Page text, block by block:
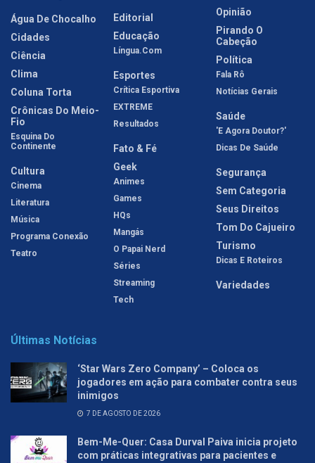
Água De Chocalho
Cidades
Ciência
Clima
Coluna Torta
Crônicas Do Meio-
Fio
Esquina Do
Continente
Cultura
Cinema
Literatura
Música
Programa Conexão
Teatro
Editorial
Educação
Língua.com
Esportes
Crítica Esportiva
EXTREME
Resultados
Fato & Fé
Geek
Animes
Games
HQs
Mangás
O Papai Nerd
Séries
Streaming
Tech
Opinião
Pirando O
Cabeção
Política
Fala Rô
Notícias Gerais
Saúde
'E Agora Doutor?'
Dicas De Saúde
Segurança
Sem Categoria
Seus Direitos
Tom Do Cajueiro
Turismo
Dicas E Roteiros
Variedades
Últimas Notícias
‘Star Wars Zero Company’ – Coloca os
jogadores em ação para combater contra seus
inimigos
7 DE AGOSTO DE 2026
Bem-Me-Quer: Casa Durval Paiva inicia projeto
com práticas integrativas para pacientes e